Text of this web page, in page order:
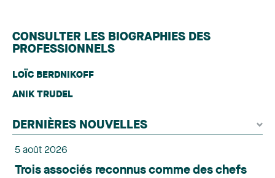
CONSULTER LES BIOGRAPHIES DES
PROFESSIONNELS
LOÏC BERDNIKOFF
ANIK TRUDEL
DERNIÈRES NOUVELLES
5 août 2026
Trois associés reconnus comme des chefs